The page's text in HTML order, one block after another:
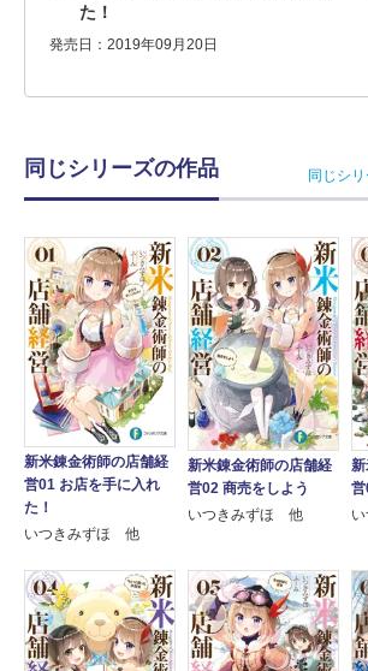
た！
発売日：2019年09月20日
同じシリーズの作品 同じシ
新米錬金術師の店舗経
営01 お店を手に入れ
た！
いつきみずほ 他
新米錬金術師の店舗経
営02 商売をしよう
いつきみずほ 他
営